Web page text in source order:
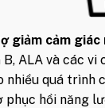
B12,
giảm cảm
B, ALA và các
nhiều quá trình
phục hồi năng